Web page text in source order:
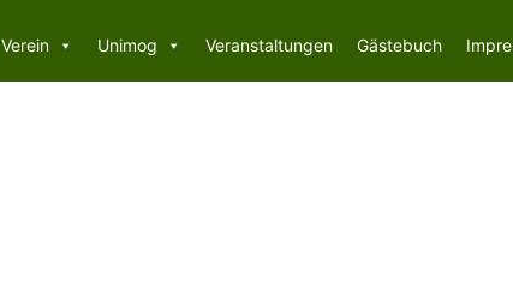
Verein Unimog Veranstaltungen Gästebuch